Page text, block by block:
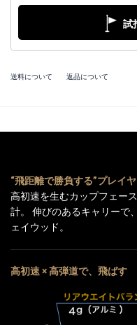
試
送料について 返品について
“飛距離で勝負する”プレイ
高初速を生むカップフェー
計。 伸びのあるキャリーで
ェイウッド。
高初速 × 高弾道で、飛ばす